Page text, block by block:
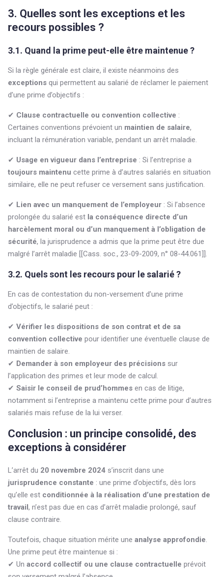
3. Quelles sont les exceptions et les
recours possibles ?
3.1. Quand la prime peut-elle être maintenue ?
Si la règle générale est claire, il existe néanmoins des
exceptions qui permettent au salarié de réclamer le paiement
d’une prime d’objectifs :
✔ Clause contractuelle ou convention collective :
Certaines conventions prévoient un maintien de salaire,
incluant la rémunération variable, pendant un arrêt maladie.
✔ Usage en vigueur dans l’entreprise : Si l’entreprise a
toujours maintenu cette prime à d’autres salariés en situation
similaire, elle ne peut refuser ce versement sans justification.
✔ Lien avec un manquement de l’employeur : Si l’absence
prolongée du salarié est la conséquence directe d’un
harcèlement moral ou d’un manquement à l’obligation de
sécurité, la jurisprudence a admis que la prime peut être due
malgré l’arrêt maladie [[Cass. soc., 23-09-2009, n° 08-44.061]].
3.2. Quels sont les recours pour le salarié ?
En cas de contestation du non-versement d’une prime
d’objectifs, le salarié peut :
✔ Vérifier les dispositions de son contrat et de sa
convention collective pour identifier une éventuelle clause de
maintien de salaire.
✔ Demander à son employeur des précisions sur
l’application des primes et leur mode de calcul.
✔ Saisir le conseil de prud’hommes en cas de litige,
notamment si l’entreprise a maintenu cette prime pour d’autres
salariés mais refuse de la lui verser.
Conclusion : un principe consolidé, des
exceptions à considérer
L’arrêt du 20 novembre 2024 s’inscrit dans une
jurisprudence constante : une prime d’objectifs, dès lors
qu’elle est conditionnée à la réalisation d’une prestation de
travail, n’est pas due en cas d’arrêt maladie prolongé, sauf
clause contraire.
Toutefois, chaque situation mérite une analyse approfondie.
Une prime peut être maintenue si :
✔ Un accord collectif ou une clause contractuelle prévoit